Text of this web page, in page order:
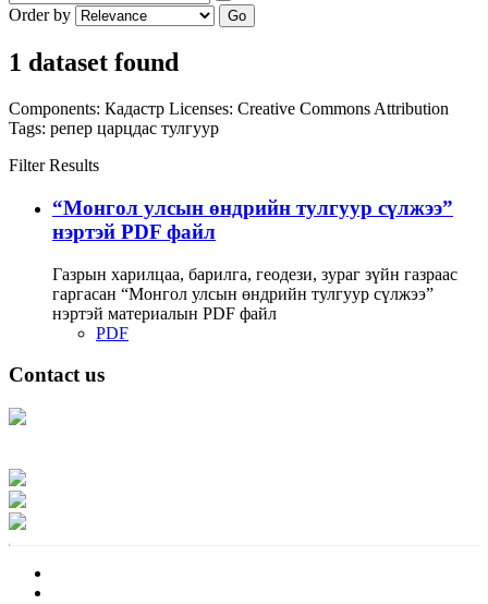
Order by Go
1 dataset found
Components: Кадастр Licenses: Creative Commons Attribution
Tags: репер царцдас тулгуур
Filter Results
“Монгол улсын өндрийн тулгуур сүлжээ”
нэртэй PDF файл
Газрын харилцаа, барилга, геодези, зураг зүйн газраас
гаргасан “Монгол улсын өндрийн тулгуур сүлжээ”
нэртэй материалын PDF файл
PDF
Contact us